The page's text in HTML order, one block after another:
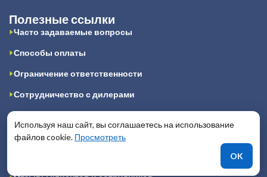
Полезные ссылки
Часто задаваемые вопросы
Способы оплаты
Ограничение ответственности
Сотрудничество с дилерами
Конфиденциальность
Используя наш сайт, вы соглашаетесь на использование
файлов cookie. Просмотреть
OK